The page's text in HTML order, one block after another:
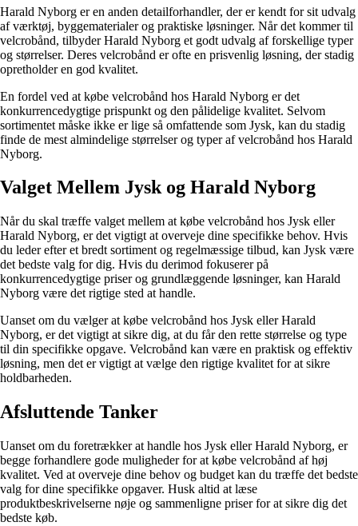
Harald Nyborg er en anden detailforhandler, der er kendt for sit udvalg
af værktøj, byggematerialer og praktiske løsninger. Når det kommer til
velcrobånd, tilbyder Harald Nyborg et godt udvalg af forskellige typer
og størrelser. Deres velcrobånd er ofte en prisvenlig løsning, der stadig
opretholder en god kvalitet.
En fordel ved at købe velcrobånd hos Harald Nyborg er det
konkurrencedygtige prispunkt og den pålidelige kvalitet. Selvom
sortimentet måske ikke er lige så omfattende som Jysk, kan du stadig
finde de mest almindelige størrelser og typer af velcrobånd hos Harald
Nyborg.
Valget Mellem Jysk og Harald Nyborg
Når du skal træffe valget mellem at købe velcrobånd hos Jysk eller
Harald Nyborg, er det vigtigt at overveje dine specifikke behov. Hvis
du leder efter et bredt sortiment og regelmæssige tilbud, kan Jysk være
det bedste valg for dig. Hvis du derimod fokuserer på
konkurrencedygtige priser og grundlæggende løsninger, kan Harald
Nyborg være det rigtige sted at handle.
Uanset om du vælger at købe velcrobånd hos Jysk eller Harald
Nyborg, er det vigtigt at sikre dig, at du får den rette størrelse og type
til din specifikke opgave. Velcrobånd kan være en praktisk og effektiv
løsning, men det er vigtigt at vælge den rigtige kvalitet for at sikre
holdbarheden.
Afsluttende Tanker
Uanset om du foretrækker at handle hos Jysk eller Harald Nyborg, er
begge forhandlere gode muligheder for at købe velcrobånd af høj
kvalitet. Ved at overveje dine behov og budget kan du træffe det bedste
valg for dine specifikke opgaver. Husk altid at læse
produktbeskrivelserne nøje og sammenligne priser for at sikre dig det
bedste køb.